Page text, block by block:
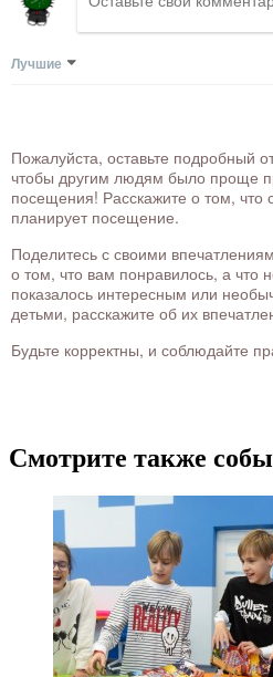
Лучшие
Пожалуйста, оставьте подробный
чтобы другим людям было проще
посещения! Расскажите о том, что
планирует посещение.
Поделитесь с своими
о том, что вам понравилось, а что
показалось интересным или
детьми, расскажите об их
Будьте корректны, и соблюдайте
Смотрите также